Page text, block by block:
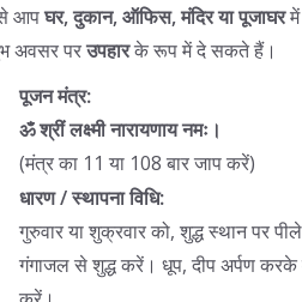
आपघर, दुकान, ऑफिस, मंदिर या पूजाघरमें
अवसर परउपहारके रूप में दे सकते हैं।
पूजन मंत्र:
ॐ श्रीं लक्ष्मी नारायणाय नमः।
(मंत्र का 11 या 108 बार जाप करें)
धारण / स्थापना विधि:
गुरुवार या शुक्रवार को, शुद्ध स्थान पर
गंगाजल से शुद्ध करें। धूप, दीप अर्पण